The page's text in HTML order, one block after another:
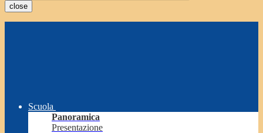
close
Scuola
Panoramica
Presentazione